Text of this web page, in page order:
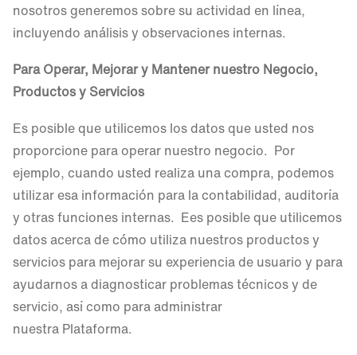
nosotros generemos sobre su actividad en línea,
incluyendo análisis y observaciones internas.
Para Operar, Mejorar y Mantener nuestro Negocio,
Productos y Servicios
Es posible que utilicemos los datos que usted nos
proporcione para operar nuestro negocio. Por
ejemplo, cuando usted realiza una compra, podemos
utilizar esa información para la contabilidad, auditoría
y otras funciones internas. Ees posible que utilicemos
datos acerca de cómo utiliza nuestros productos y
servicios para mejorar su experiencia de usuario y para
ayudarnos a diagnosticar problemas técnicos y de
servicio, así como para administrar
nuestra Plataforma.